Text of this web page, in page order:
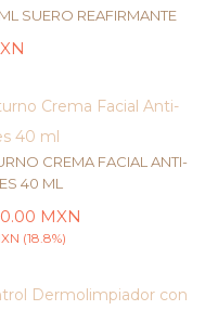
SUERO REAFIRMANTE
CREMA FACIAL ANTI-
40 ML
MXN
(18.8%)